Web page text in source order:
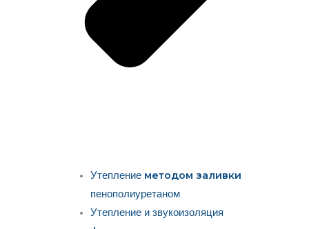
Утепление методом заливки
пенополиуретаном
Утепление и звукоизоляция